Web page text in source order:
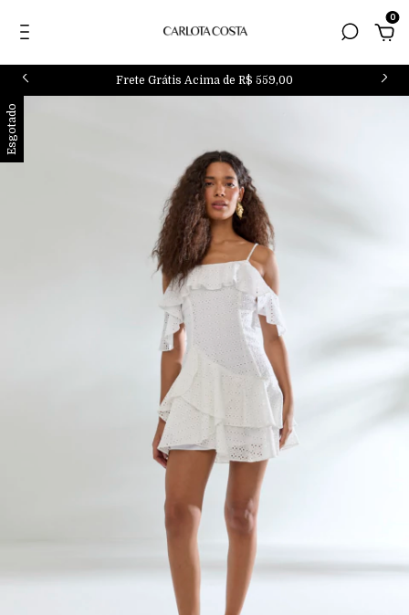
0
Frete Grátis Acima de R$ 559,00
Esgotado